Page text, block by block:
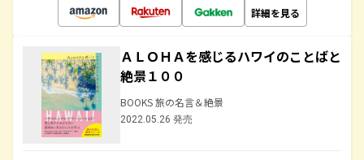
詳細を見る
ＡＬＯＨＡを感じるハワイのことばと
絶景１００
BOOKS 旅の名言＆絶景
2022.05.26 発売